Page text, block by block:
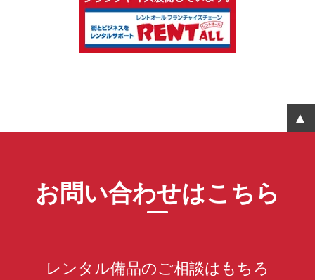
お問い合わせはこちら
レンタル備品のご相談はもちろ